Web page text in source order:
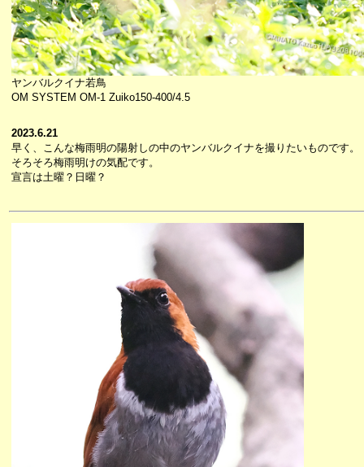
ヤンバルクイナ若鳥
OM SYSTEM OM-1 Zuiko150-400/4.5
2023.6.21
早く、こんな梅雨明の陽射しの中のヤンバルクイナを撮りたいものです。
そろそろ梅雨明けの気配です。
宣言は土曜？日曜？